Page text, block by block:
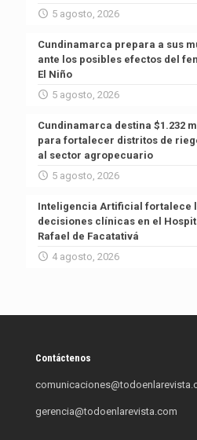
5 agosto, 2026
Cundinamarca prepara a sus
ante los posibles efectos del
El Niño
5 agosto, 2026
Cundinamarca destina $1.232
para fortalecer distritos de
al sector agropecuario
5 agosto, 2026
Inteligencia Artificial fortalece
decisiones clínicas en el
Rafael de Facatativá
4 agosto, 2026
Contáctenos
gerencia@todoenlarevista.com